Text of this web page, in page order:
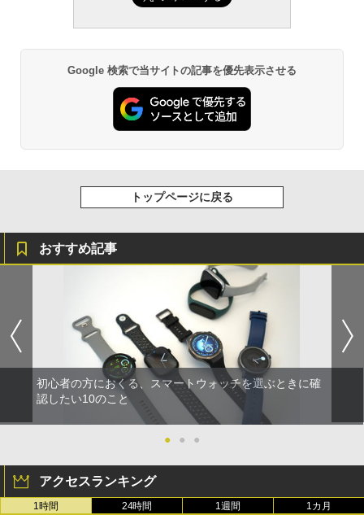
Google 検索で当サイトの記事を優先表示させる
トップページに戻る
おすすめ記事
初心者の方におくる、スマートウォッチを選ぶときに確
認したい10のこと
● ● ●
アクセスランキング
1時間 24時間 1週間 1カ月